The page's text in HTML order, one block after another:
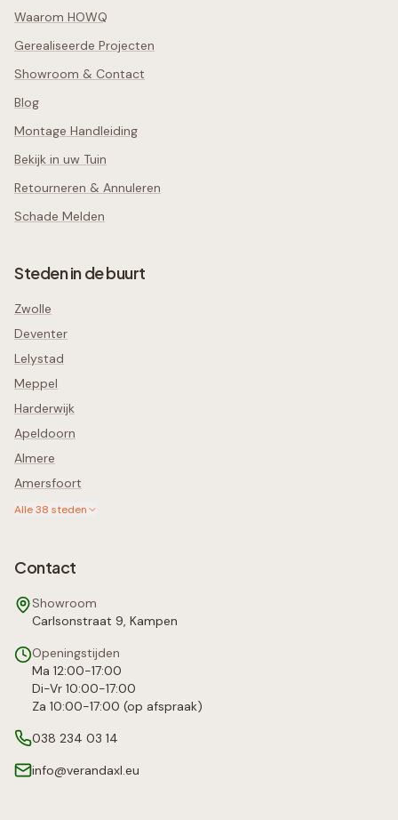
Waarom HOWQ
Gerealiseerde Projecten
Showroom & Contact
Blog
Montage Handleiding
Bekijk in uw Tuin
Retourneren & Annuleren
Schade Melden
Steden in de buurt
Zwolle
Deventer
Lelystad
Meppel
Harderwijk
Apeldoorn
Almere
Amersfoort
Alle38 steden
Contact
Showroom
Carlsonstraat 9, Kampen
Openingstijden
Ma 12:00-17:00
Di-Vr 10:00-17:00
Za 10:00-17:00 (op afspraak)
038 234 03 14
info@verandaxl.eu